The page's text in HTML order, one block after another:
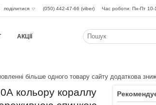
поділитися (050) 442-47-66 (viber) Час роботи: Пн-Пт 10-
АКЦІЇ
більше одного товару сайту додаткова
кольору кораллу